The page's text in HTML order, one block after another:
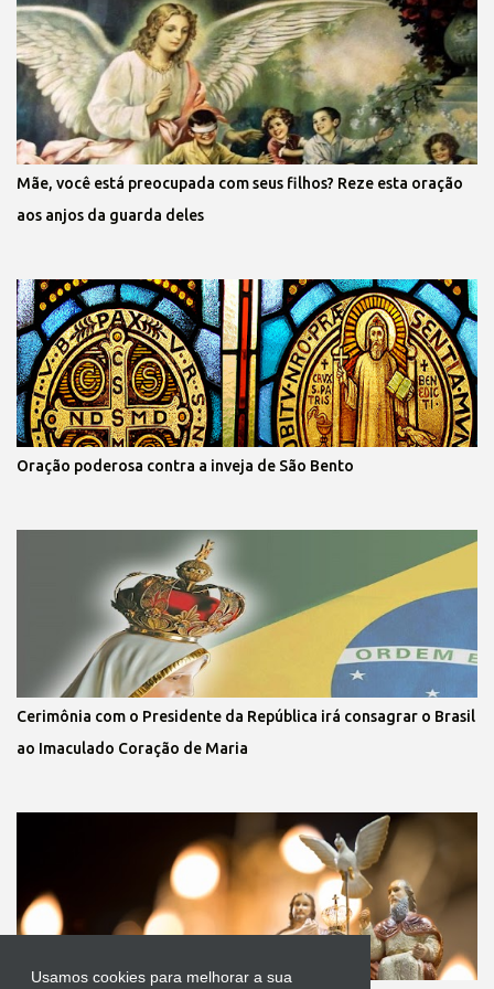
Usamos cookies para melhorar a sua
Mãe, você está preocupada com seus filhos? Reze esta oração
aos anjos da guarda deles
Oração poderosa contra a inveja de São Bento
Cerimônia com o Presidente da República irá consagrar o Brasil
ao Imaculado Coração de Maria